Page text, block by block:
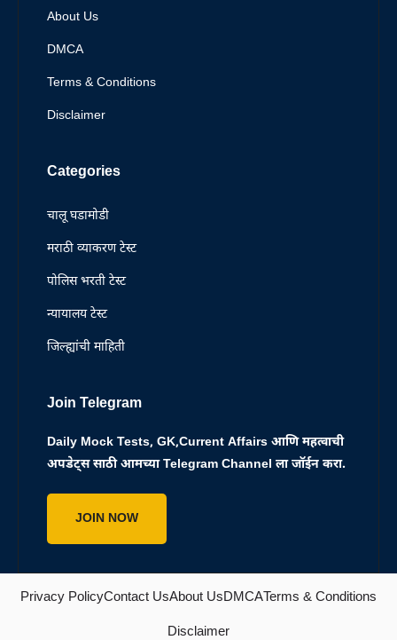
About Us
DMCA
Terms & Conditions
Disclaimer
Categories
चालू घडामोडी
मराठी व्याकरण टेस्ट
पोलिस भरती टेस्ट
न्यायालय टेस्ट
जिल्ह्यांची माहिती
Join Telegram
Daily Mock Tests, GK,Current Affairs आणि महत्वाची
अपडेट्स साठी आमच्या Telegram Channel ला जॉईन करा.
JOIN NOW
Privacy PolicyContact UsAbout UsDMCATerms & Conditions
Disclaimer